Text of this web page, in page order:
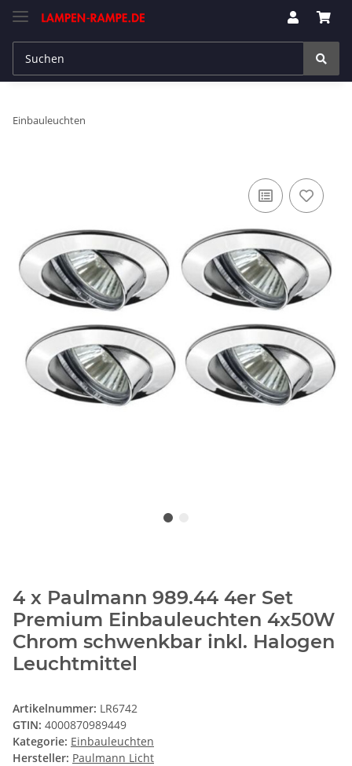
Einbauleuchten
4 x Paulmann 989.44 4er Set
Premium Einbauleuchten 4x50W
Chrom schwenkbar inkl. Halogen
Leuchtmittel
Artikelnummer: LR6742
GTIN: 4000870989449
Kategorie: Einbauleuchten
Hersteller: Paulmann Licht